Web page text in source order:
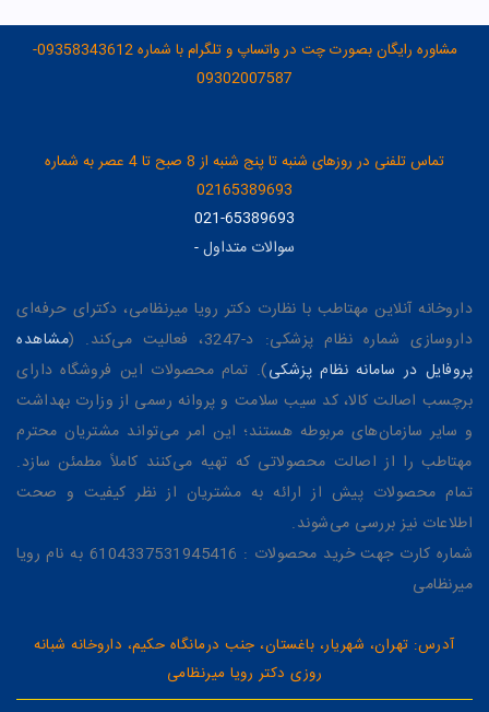
مشاوره رایگان بصورت چت در واتساپ و تلگرام با شماره 09358343612-
09302007587
تماس تلفنی در روزهای شنبه تا پنج شنبه از 8 صبح تا 4 عصر به شماره
02165389693
021-65389693
سوالات متداول-
داروخانه آنلاین مهتاطب با نظارت دکتر رویا میرنظامی، دکترای حرفه‌ای
داروسازی شماره نظام پزشکی: د-3247، فعالیت می‌کند. (
مشاهده
پروفایل در سامانه نظام پزشکی). تمام محصولات این فروشگاه دارای
برچسب اصالت کالا، کد سیب سلامت و پروانه رسمی از وزارت بهداشت
و سایر سازمان‌های مربوطه هستند؛ این امر می‌تواند مشتریان محترم
مهتاطب را از اصالت محصولاتی که تهیه می‌کنند کاملاً مطمئن سازد.
تمام محصولات پیش از ارائه به مشتریان از نظر کیفیت و صحت
اطلاعات نیز بررسی می‌شوند.
شماره کارت جهت خرید محصولات : 6104337531945416 به نام رویا
میرنظامی
آدرس: تهران، شهریار، باغستان، جنب درمانگاه حکیم، داروخانه شبانه
روزی دکتر رویا میرنظامی